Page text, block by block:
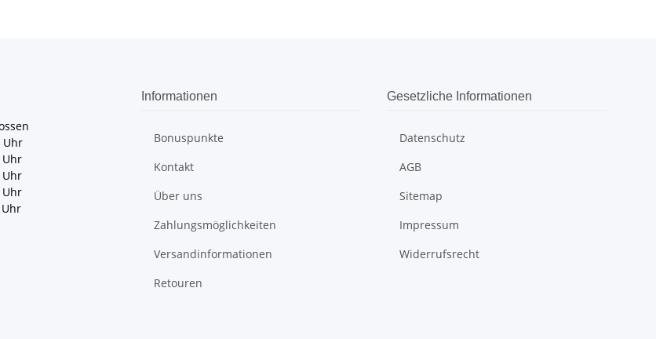
Informationen
Bonuspunkte
Kontakt
Über uns
Zahlungsmöglichkeiten
Versandinformationen
Retouren
Gesetzliche Informationen
Datenschutz
AGB
Sitemap
Impressum
Widerrufsrecht